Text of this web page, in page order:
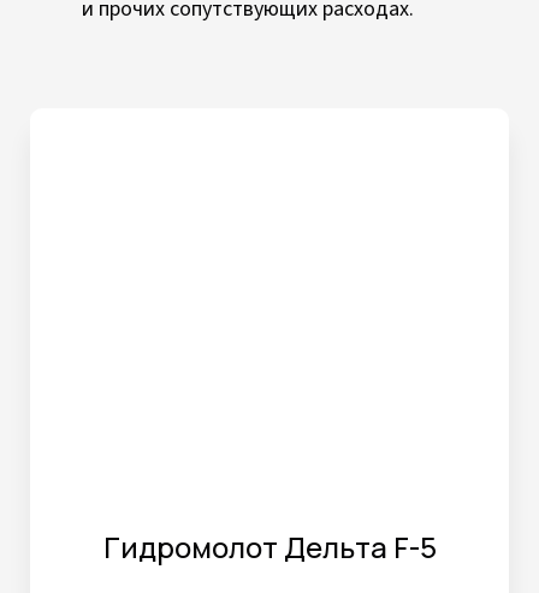
Гидромолот Дельта F-5
и прочих сопутствующих расходах.